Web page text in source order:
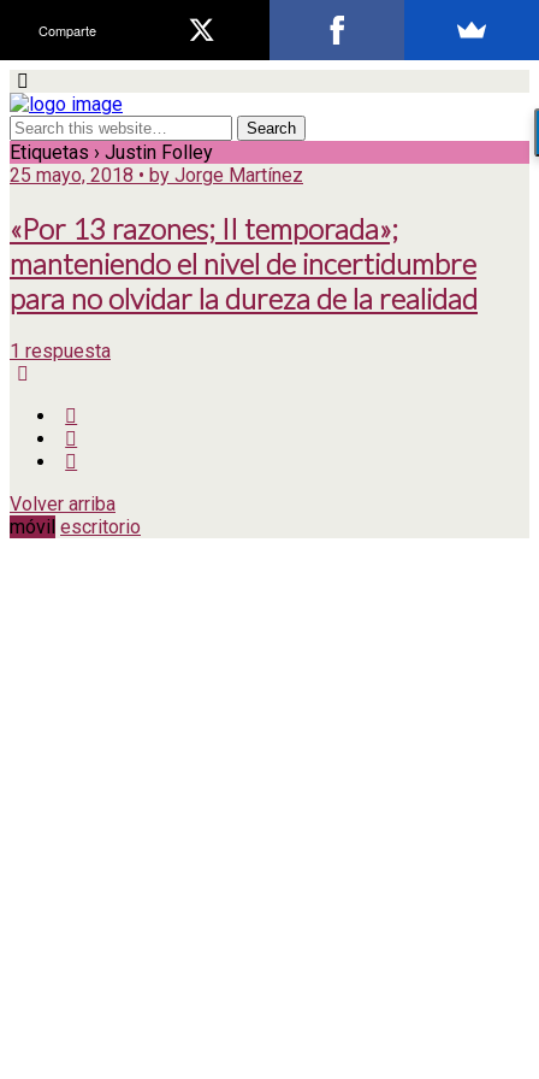
Etiquetas › Justin Folley
25 mayo, 2018 • by Jorge Martínez
«Por 13 razones; II temporada»;
manteniendo el nivel de incertidumbre
para no olvidar la dureza de la realidad
1 respuesta
Volver arriba
móvil escritorio
Comparte